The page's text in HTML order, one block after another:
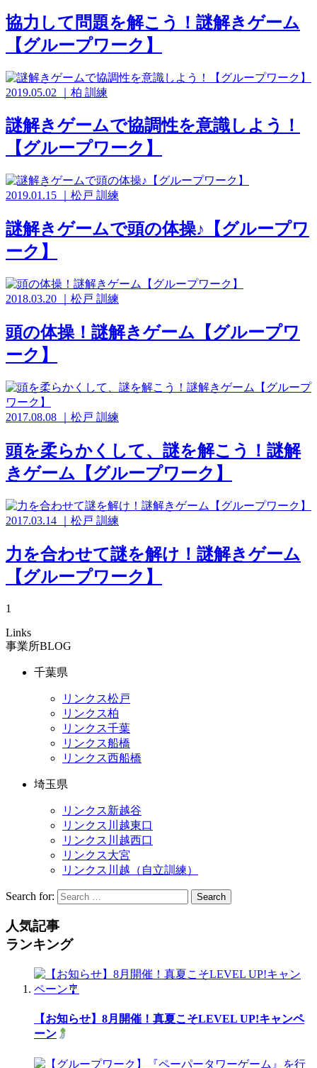
協力して問題を解こう！謎解きゲーム
【グループワーク】
2019.05.02 柏 訓練
謎解きゲームで協調性を意識しよう！
【グループワーク】
2019.01.15 松戸 訓練
謎解きゲームで頭の体操♪【グループワ
ーク】
2018.03.20 松戸 訓練
頭の体操！謎解きゲーム【グループワ
ーク】
2017.08.08 松戸 訓練
頭を柔らかくして、謎を解こう！謎解
きゲーム【グループワーク】
2017.03.14 松戸 訓練
力を合わせて謎を解け！謎解きゲーム
【グループワーク】
1
Links
事業所BLOG
千葉県
リンクス松戸
リンクス柏
リンクス千葉
リンクス船橋
リンクス西船橋
埼玉県
リンクス新越谷
リンクス川越東口
リンクス川越西口
リンクス大宮
リンクス川越（自立訓練）
Search for: Search
人気記事
ランキング
【お知らせ】8月開催！真夏こそLEVEL UP!キャンペ
ーン